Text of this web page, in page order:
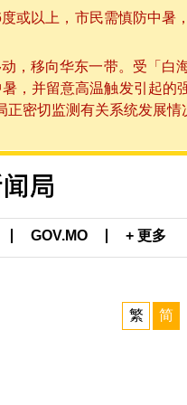
或以上，市民需慎防中暑
，移向华东一带。受「白
并留意高温触发引起的
密切监测有关系统发展
GOV.MO + 更多
繁 简